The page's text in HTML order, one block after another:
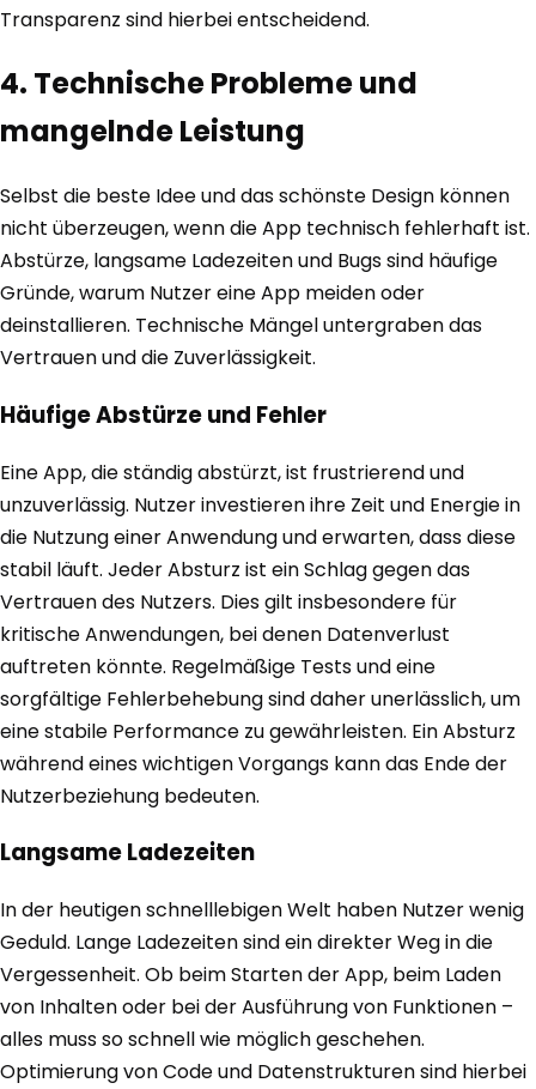
Transparenz sind hierbei entscheidend.
4. Technische Probleme und
mangelnde Leistung
Selbst die beste Idee und das schönste Design können
nicht überzeugen, wenn die App technisch fehlerhaft ist.
Abstürze, langsame Ladezeiten und Bugs sind häufige
Gründe, warum Nutzer eine App meiden oder
deinstallieren. Technische Mängel untergraben das
Vertrauen und die Zuverlässigkeit.
Häufige Abstürze und Fehler
Eine App, die ständig abstürzt, ist frustrierend und
unzuverlässig. Nutzer investieren ihre Zeit und Energie in
die Nutzung einer Anwendung und erwarten, dass diese
stabil läuft. Jeder Absturz ist ein Schlag gegen das
Vertrauen des Nutzers. Dies gilt insbesondere für
kritische Anwendungen, bei denen Datenverlust
auftreten könnte. Regelmäßige Tests und eine
sorgfältige Fehlerbehebung sind daher unerlässlich, um
eine stabile Performance zu gewährleisten. Ein Absturz
während eines wichtigen Vorgangs kann das Ende der
Nutzerbeziehung bedeuten.
Langsame Ladezeiten
In der heutigen schnelllebigen Welt haben Nutzer wenig
Geduld. Lange Ladezeiten sind ein direkter Weg in die
Vergessenheit. Ob beim Starten der App, beim Laden
von Inhalten oder bei der Ausführung von Funktionen –
alles muss so schnell wie möglich geschehen.
Optimierung von Code und Datenstrukturen sind hierbei